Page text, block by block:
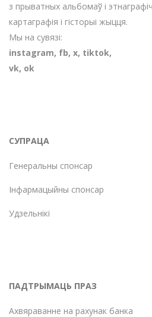
з прыватных альбомаў і
картаграфія і гісторыі жыцця.
Мы на сувязі:
instagram, fb, х, tiktok,
vk, ok
СУПРАЦА
Генеральны спонсар
Інфармацыйны спонсар
Удзельнікі
ПАДТРЫМАЦЬ ПРАЗ
Ахвяраванне на рахунак банка